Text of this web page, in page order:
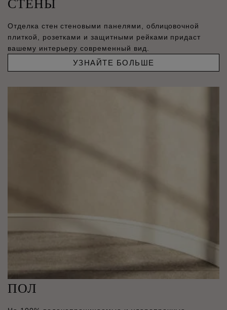
СТЕНЫ
Отделка стен стеновыми панелями, облицовочной
плиткой, розетками и защитными рейками придаст
вашему интерьеру современный вид.
УЗНАЙТЕ БОЛЬШЕ
ПОЛ